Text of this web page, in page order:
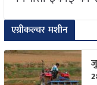
एग्रीकल्चर मशीन